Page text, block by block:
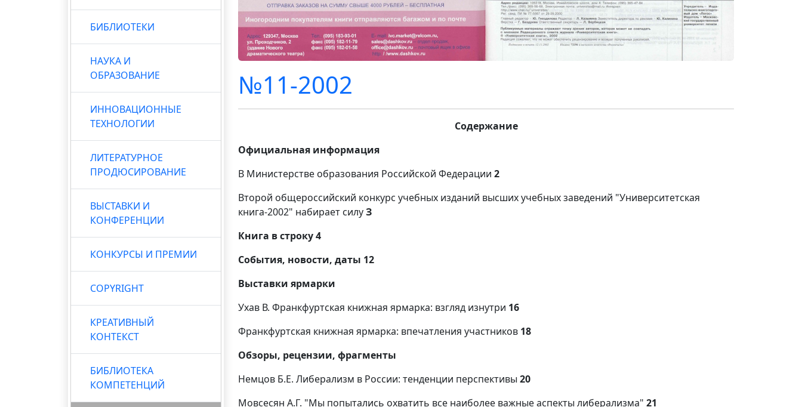
БИБЛИОТЕКИ
НАУКА И
ОБРАЗОВАНИЕ
ИННОВАЦИОННЫЕ
ТЕХНОЛОГИИ
ЛИТЕРАТУРНОЕ
ПРОДЮСИРОВАНИЕ
ВЫСТАВКИ И
КОНФЕРЕНЦИИ
КОНКУРСЫ И ПРЕМИИ
COPYRIGHT
КРЕАТИВНЫЙ
КОНТЕКСТ
БИБЛИОТЕКА
КОМПЕТЕНЦИЙ
№11-2002
Содержание
Официальная информация
В Министерстве образования Российской Федерации 2
Второй общероссийский конкурс учебных изданий высших учебных заведений "Университетская
книга-2002" набирает силуЗ
Книга в строку 4
События, новости, даты 12
Выставки ярмарки
Ухав В. Франкфуртская книжная ярмарка: взгляд изнутри 16
Франкфуртская книжная ярмарка: впечатления участников 18
Обзоры, рецензии, фрагменты
Немцов Б.Е. Либерализм в России: тенденции перспективы 20
Мовсесян А.Г. "Мы попытались охватить все наиболее важные аспекты либерализма" 21